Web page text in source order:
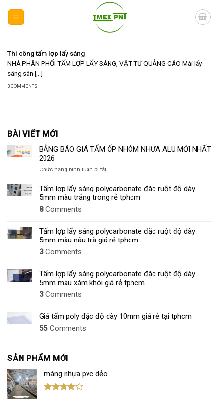
Thi công tấm lợp lấy sáng
NHÀ PHÂN PHỐI TẤM LỢP LẤY SÁNG, VẬT TƯ QUẢNG CÁO Mái lấy
sáng sân [...]
3 COMMENTS
BÀI VIẾT MỚI
BẢNG BÁO GIÁ TẤM ỐP NHÔM NHỰA ALU MỚI NHẤT
2026
Chức năng bình luận bị tắtở
GIÁ
TẤM
NHỰA
ALU
MỚI
Tấm lợp lấy sáng polycarbonate đặc ruột độ dày
5mm màu trắng trong rẻ tphcm
8 Comments
Tấm lợp lấy sáng polycarbonate đặc ruột độ dày
5mm màu nâu trà giá rẻ tphcm
3 Comments
Tấm lợp lấy sáng polycarbonate đặc ruột độ dày
5mm màu xám khói giá rẻ tphcm
3 Comments
Giá tấm poly đặc độ dày 10mm giá rẻ tại tphcm
55 Comments
SẢN PHẨM MỚI
màng nhựa pvc dẻo